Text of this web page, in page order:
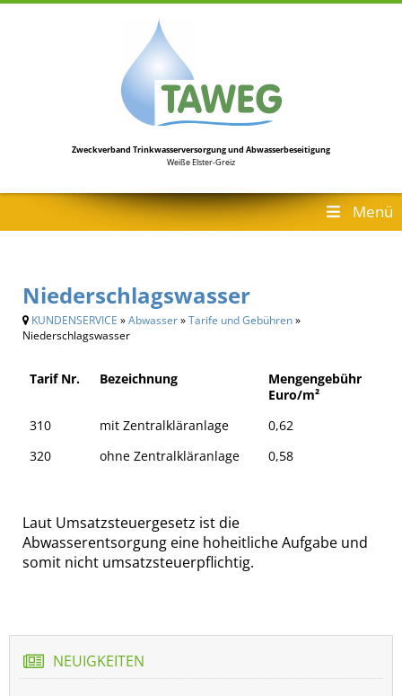
Zweckverband Trinkwasserversorgungund Abwasserbeseitigung
Weiße Elster-Greiz
Menü
Niederschlagswasser
KUNDENSERVICE »Abwasser»Tarife und Gebühren»
Niederschlagswasser
Tarif Nr. Bezeichnung
Mengengebühr
Euro/m²
310
mit Zentralkläranlage
0,62
320
ohne Zentralkläranlage 0,58
Laut Umsatzsteuergesetz ist die
Abwasserentsorgung eine hoheitliche Aufgabe und
somit nicht umsatzsteuerpflichtig.
NEUIGKEITEN